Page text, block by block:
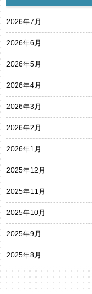
2026年7月
2026年6月
2026年5月
2026年4月
2026年3月
2026年2月
2026年1月
2025年12月
2025年11月
2025年10月
2025年9月
2025年8月